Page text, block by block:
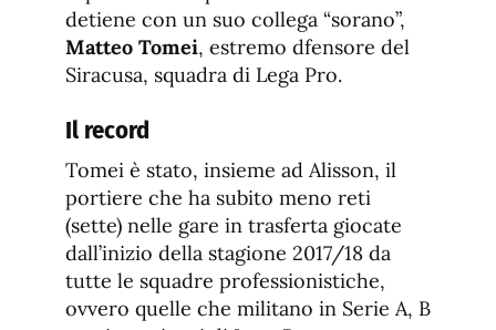
detiene con un suo collega “sorano”,
Matteo Tomei, estremo dfensore del
Siracusa, squadra di Lega Pro.
Il record
Tomei è stato, insieme ad Alisson, il
portiere che ha subito meno reti
(sette) nelle gare in trasferta giocate
dall’inizio della stagione 2017/18 da
tutte le squadre professionistiche,
ovvero quelle che militano in Serie A, B